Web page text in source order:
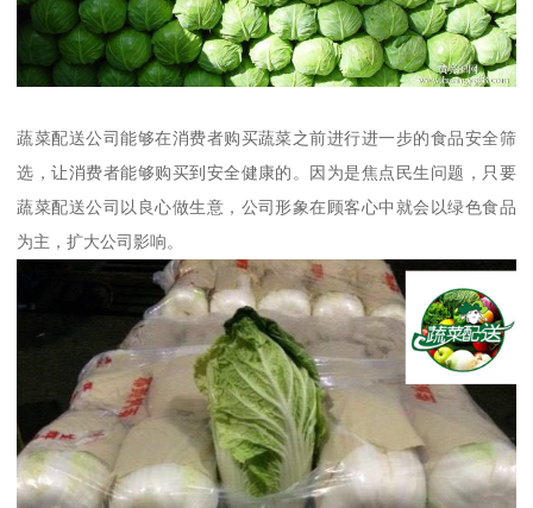
蔬菜配送公司能够在消费者购买蔬菜之前进行进一步的食品安全筛
选，让消费者能够购买到安全健康的。因为是焦点民生问题，只要
蔬菜配送公司以良心做生意，公司形象在顾客心中就会以绿色食品
为主，扩大公司影响。